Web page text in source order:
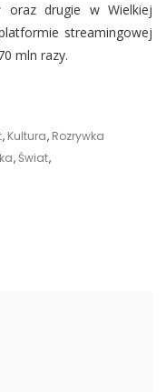
oraz drugie w Wielkiej
streamingowej
mln razy.
, Kultura, Rozrywka
,Świat,